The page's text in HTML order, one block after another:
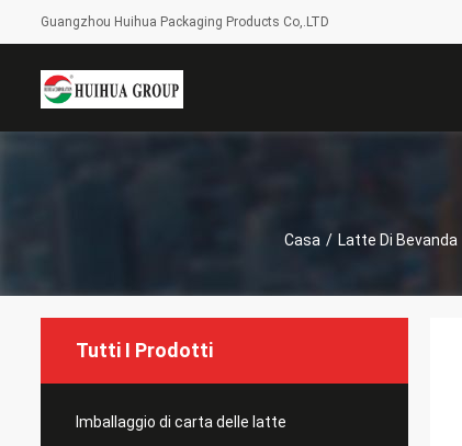
Guangzhou Huihua Packaging Products Co,.LTD
Casa / Latte Di Bevanda
Tutti I Prodotti
Imballaggio di carta delle latte